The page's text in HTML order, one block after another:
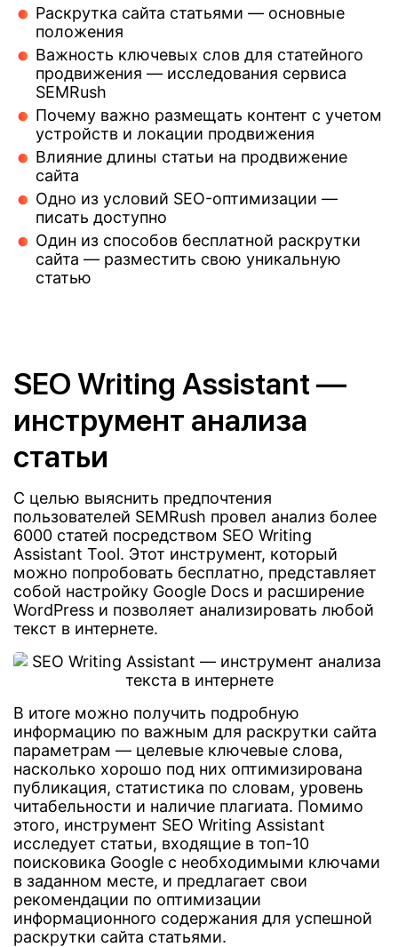
Раскрутка сайта статьями — основные
положения
Важность ключевых слов для статейного
продвижения — исследования сервиса
SEMRush
Почему важно размещать контент с учетом
устройств и локации продвижения
Влияние длины статьи на продвижение
сайта
Одно из условий SEO-оптимизации —
писать доступно
Один из способов бесплатной раскрутки
сайта — разместить свою уникальную
статью
SEO Writing Assistant —
инструмент анализа
статьи
С целью выяснить предпочтения
пользователей SEMRush провел анализ более
6000 статей посредством SEO Writing
Assistant Tool. Этот инструмент, который
можно попробовать бесплатно, представляет
собой настройку Google Docs и расширение
WordPress и позволяет анализировать любой
текст в интернете.
В итоге можно получить подробную
информацию по важным для раскрутки сайта
параметрам — целевые ключевые слова,
насколько хорошо под них оптимизирована
публикация, статистика по словам, уровень
читабельности и наличие плагиата. Помимо
этого, инструмент SEO Writing Assistant
исследует статьи, входящие в топ-10
поисковика Google с необходимыми ключами
в заданном месте, и предлагает свои
рекомендации по оптимизации
информационного содержания для успешной
раскрутки сайта статьями.